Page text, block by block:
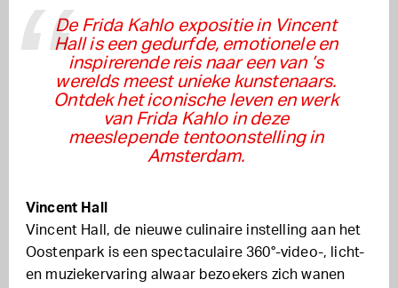
De Frida Kahlo expositie in Vincent
Hall is een gedurfde, emotionele en
inspirerende reis naar een van ’s
werelds meest unieke kunstenaars.
Ontdek het iconische leven en werk
van Frida Kahlo in deze
meeslepende tentoonstelling in
Amsterdam.
Vincent Hall
Vincent Hall, de nieuwe culinaire instelling aan het
Oostenpark is een spectaculaire 360°-video-, licht-
en muziekervaring alwaar bezoekers zich wanen